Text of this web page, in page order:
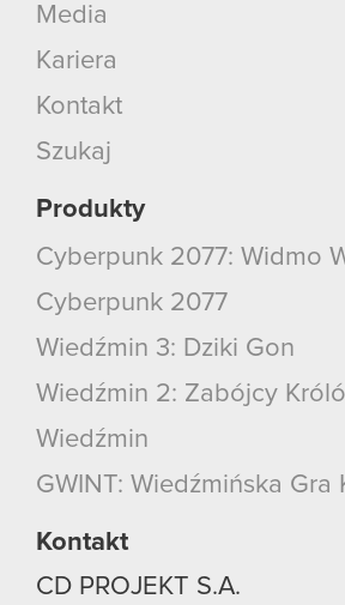
Media
Kariera
Kontakt
Szukaj
Produkty
Cyberpunk 2077: Widmo
Cyberpunk 2077
Wiedźmin 3: Dziki Gon
Wiedźmin 2: Zabójcy
Wiedźmin
GWINT: Wiedźmińska Gra
Kontakt
CD PROJEKT S.A.